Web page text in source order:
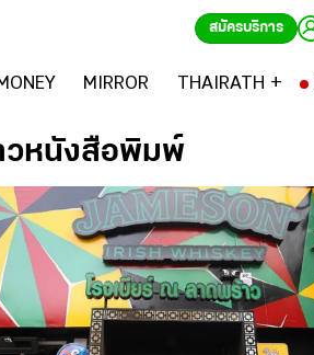
สมัครบริการ
MIRROR THAIRATH +
วหนังสือพิมพ์